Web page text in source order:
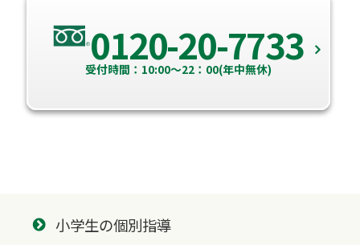
0120-20-7733
受付時間：10:00～22：00(年中無休)
小学生の個別指導